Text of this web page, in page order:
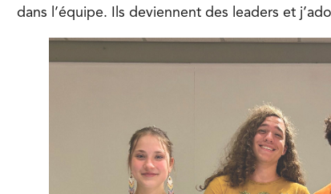
dans l’équipe. Ils deviennent des leaders et